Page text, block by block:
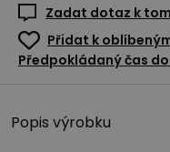
Zadat dotaz k
Přidat k
Předpokládaný čas
Popis výrobku